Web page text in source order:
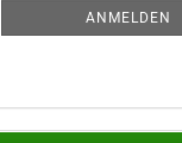
ANMELDUNGANMELDEN